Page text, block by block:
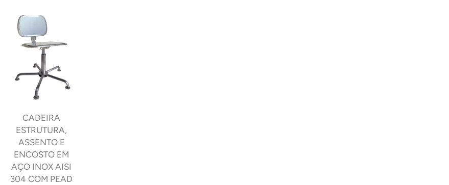
CADEIRA
ESTRUTURA,
ASSENTO E
ENCOSTO EM
AÇO INOX AISI
304 COM PEAD